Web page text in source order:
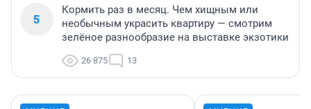
5
Кормить раз в месяц. Чем хищным или
необычным украсить квартиру — смотрим
зелёное разнообразие на выставке экзотики
26 875 13